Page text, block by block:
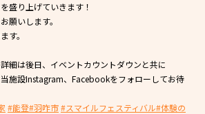
盛り上げていきます！
願いします。
す。
細は後日、イベントカウントダウンと共に
施設Instagram、Facebookをフォローしてお待
#能登#羽咋市#スマイルフェスティバル#体験の